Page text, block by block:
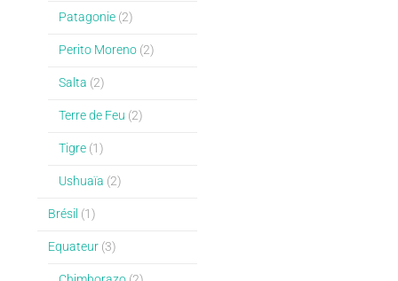
Patagonie(2)
Perito Moreno(2)
Salta (2)
Terre de Feu (2)
Tigre(1)
Ushuaïa (2)
Brésil (1)
Equateur(3)